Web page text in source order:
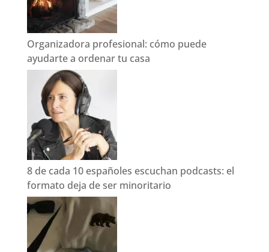
Organizadora profesional: cómo puede
ayudarte a ordenar tu casa
8 de cada 10 españoles escuchan podcasts: el
formato deja de ser minoritario